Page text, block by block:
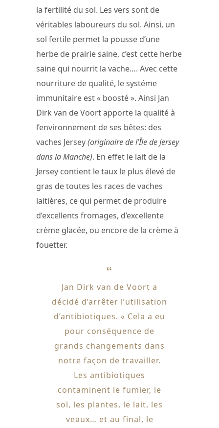
la fertilité du sol. Les vers sont de
véritables laboureurs du sol. Ainsi, un
sol fertile permet la pousse d’une
herbe de prairie saine, c’est cette herbe
saine qui nourrit la vache…. Avec cette
nourriture de qualité, le systéme
immunitaire est « boosté ». Ainsi Jan
Dirk van de Voort apporte la qualité à
l’environnement de ses bêtes: des
vaches Jersey(originaire de l’Île de Jersey
dans la Manche). En effet le lait de la
Jersey contient le taux le plus élevé de
gras de toutes les races de vaches
laitières, ce qui permet de produire
d’excellents fromages, d’excellente
crème glacée, ou encore de la crème à
fouetter.
Jan Dirk van de Voort a
décidé d’arrêter l’utilisation
d’antibiotiques. « Cela a eu
pour conséquence de
grands changements dans
notre façon de travailler.
Les antibiotiques
contaminent le fumier, le
sol, les plantes, le lait, les
veaux… et au final, le